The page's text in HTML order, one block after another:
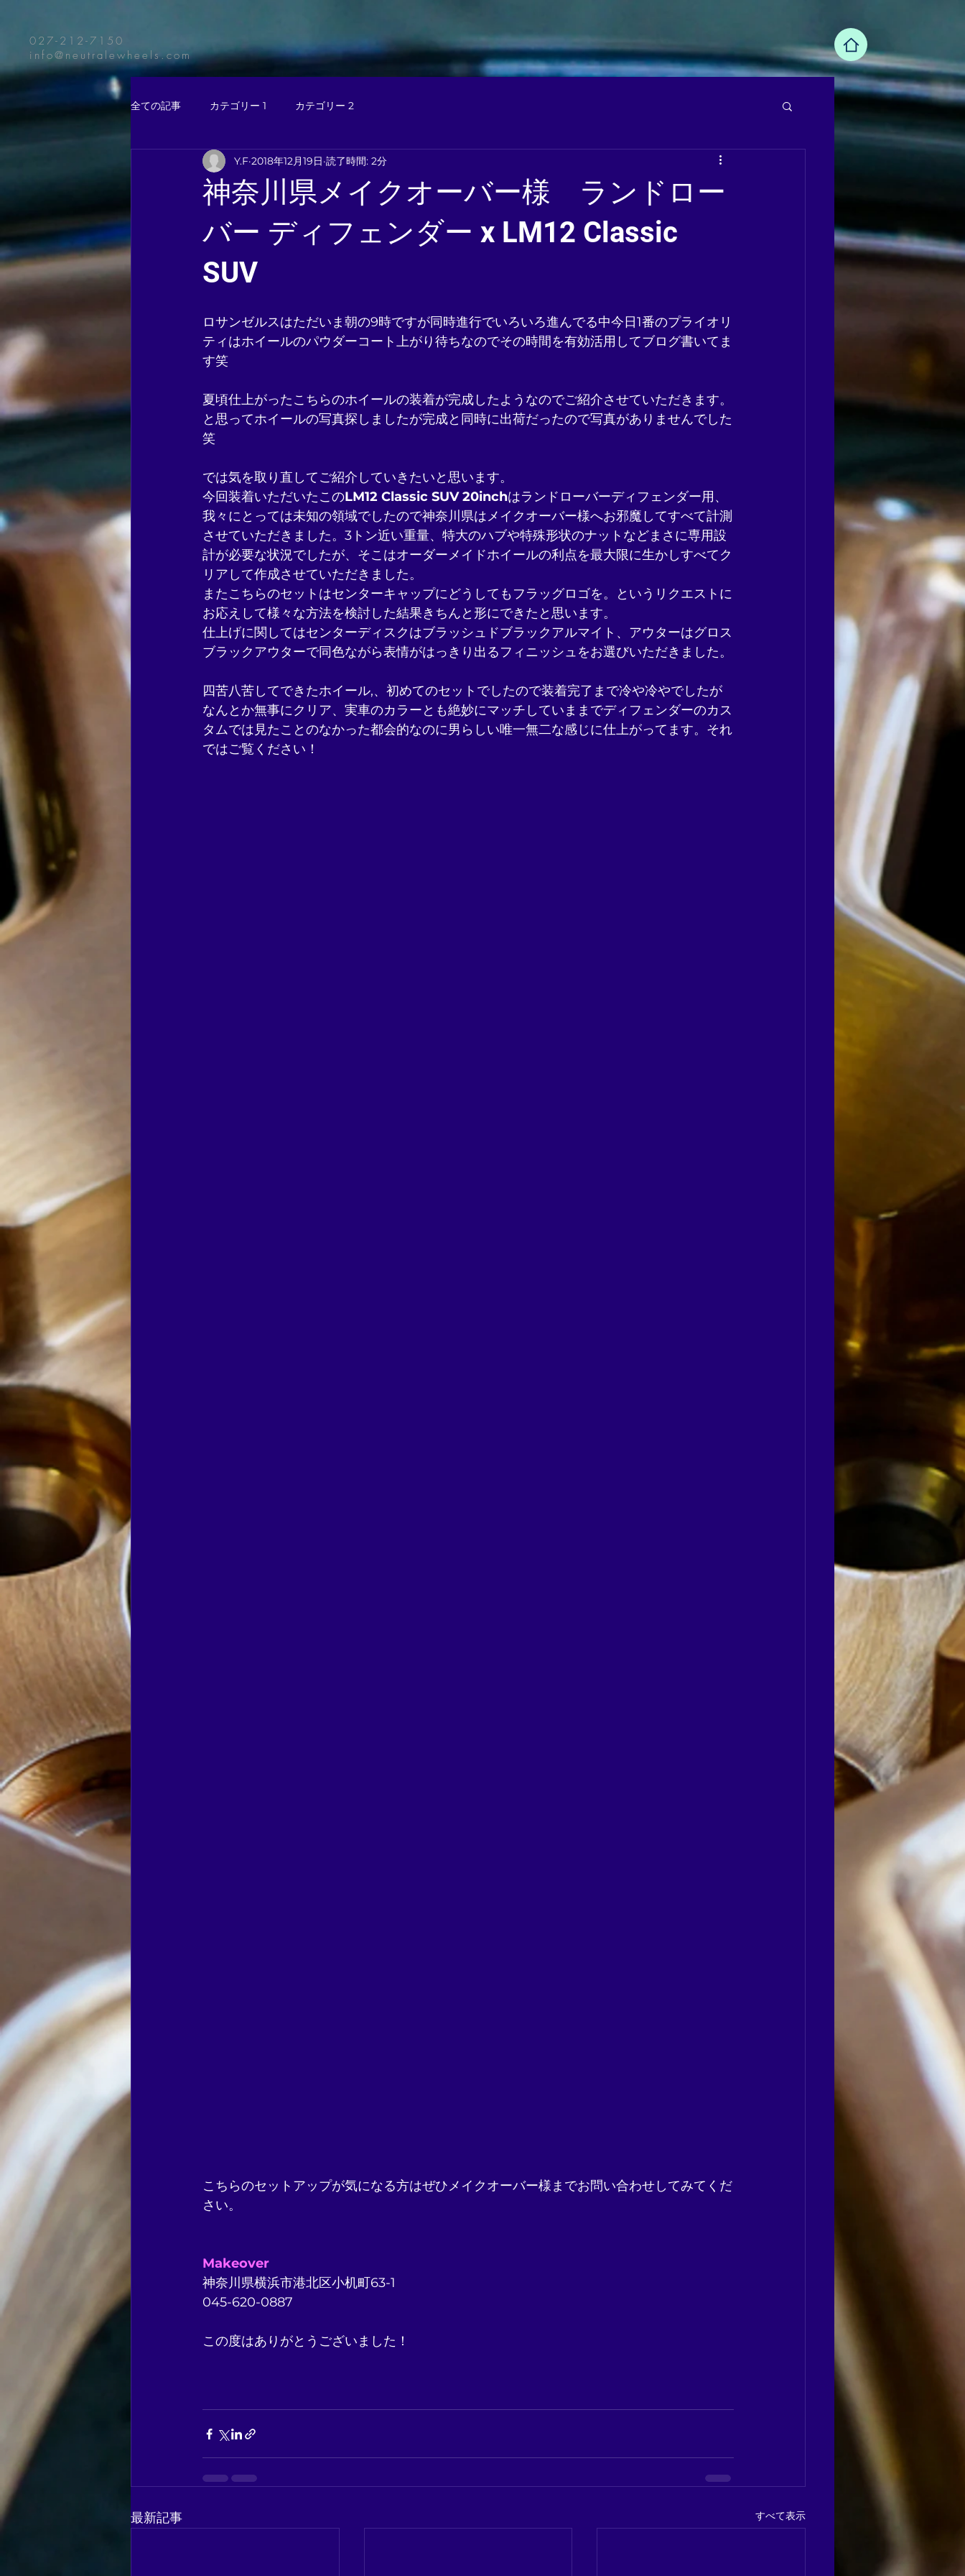
027-212-7150
info@neutralewheels.com
全ての記事 カテゴリー 1 カテゴリー 2
神奈川県メイクオーバー様 ランドロー
バー ディフェンダー x LM12 Classic
SUV
Y.F 2018年12月19日 読了時間: 2分
ロサンゼルスはただいま朝の9時ですが同時進行でいろいろ進んでる中今日1番のプライオリ
ティはホイールのパウダーコート上がり待ちなのでその時間を有効活用してブログ書いてま
す笑
夏頃仕上がったこちらのホイールの装着が完成したようなのでご紹介させていただきます。
と思ってホイールの写真探しましたが完成と同時に出荷だったので写真がありませんでした
笑
では気を取り直してご紹介していきたいと思います。
今回装着いただいたこのLM12 Classic SUV 20inchはランドローバーディフェンダー用、
我々にとっては未知の領域でしたので神奈川県はメイクオーバー様へお邪魔してすべて計測
させていただきました。3トン近い重量、特大のハブや特殊形状のナットなどまさに専用設
計が必要な状況でしたが、そこはオーダーメイドホイールの利点を最大限に生かしすべてク
リアして作成させていただきました。
またこちらのセットはセンターキャップにどうしてもフラッグロゴを。というリクエストに
お応えして様々な方法を検討した結果きちんと形にできたと思います。
仕上げに関してはセンターディスクはブラッシュドブラックアルマイト、アウターはグロス
ブラックアウターで同色ながら表情がはっきり出るフィニッシュをお選びいただきました。
四苦八苦してできたホイール,、初めてのセットでしたので装着完了まで冷や冷やでしたが
なんとか無事にクリア、実車のカラーとも絶妙にマッチしていままでディフェンダーのカス
タムでは見たことのなかった都会的なのに男らしい唯一無二な感じに仕上がってます。それ
ではご覧ください！
こちらのセットアップが気になる方はぜひメイクオーバー様までお問い合わせしてみてくだ
さい。
Makeover
神奈川県横浜市港北区小机町63-1
045-620-0887
この度はありがとうございました！
最新記事 すべて表示